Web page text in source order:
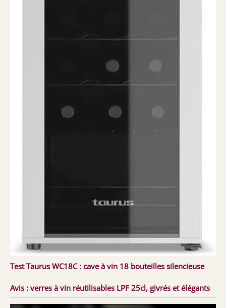
Test Taurus WC18C : cave à vin 18 bouteilles silencieuse
Avis : verres à vin réutilisables LPF 25cl, givrés et élégants